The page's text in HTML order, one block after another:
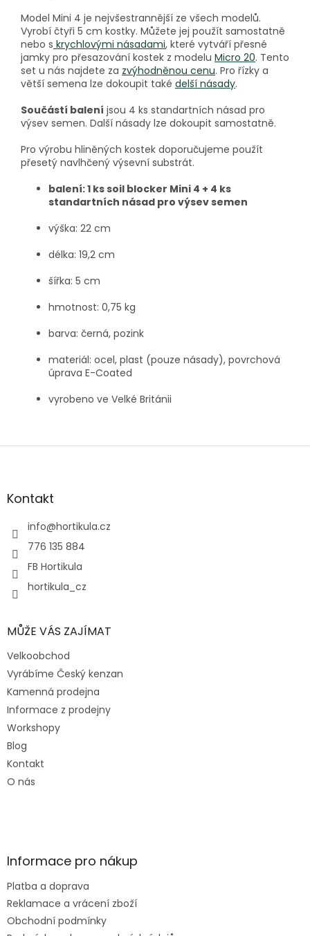
Model Mini 4 je nejvšestrannější ze všech modelů.
Vyrobí čtyři 5 cm kostky. Můžete jej použít samostatně
nebo s krychlovými násadami, které vytváří přesné
jamky pro přesazování kostek z modelu Micro 20. Tento
set u nás najdete za zvýhodněnou cenu. Pro řízky a
větší semena lze dokoupit také delší násady.
Součástí balení jsou 4 ks standartních násad pro
výsev semen. Další násady lze dokoupit samostatně.
Pro výrobu hliněných kostek doporučujeme použít
přesetý navlhčený výsevní substrát.
balení: 1 ks soil blocker Mini 4 + 4 ks
standartních násad pro výsev semen
výška: 22 cm
délka: 19,2 cm
šířka: 5 cm
hmotnost: 0,75 kg
barva: černá, pozink
materiál: ocel, plast (pouze násady), povrchová
úprava E-Coated
vyrobeno ve Velké Británii
Z
aKontakt
info@hortikula.cz
776 135 884
FB Hortikula
hortikula_cz
MŮŽE VÁS ZAJÍMAT
Velkoobchod
Vyrábíme Český kenzan
Kamenná prodejna
Informace z prodejny
Workshopy
Blog
Kontakt
O nás
Informace pro nákup
Platba a doprava
Reklamace a vrácení zboží
Obchodní podmínky